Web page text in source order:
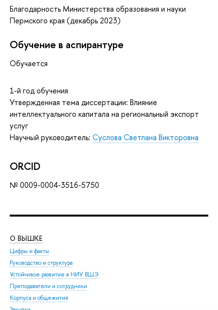
Благодарность Министерства образования и науки
Пермского края (декабрь 2023)
Обучение в аспирантуре
Обучается
1-й год обучения
Утвержденная тема диссертации: Влияние
интеллектуального капитала на региональный экспорт
услуг
Научный руководитель: Суслова Светлана Викторовна
ORCID
№ 0009-0004-3516-5750
О ВЫШКЕ
Цифры и факты
Руководство и структура
Устойчивое развитие в НИУ ВШЭ
Преподаватели и сотрудники
Корпуса и общежития